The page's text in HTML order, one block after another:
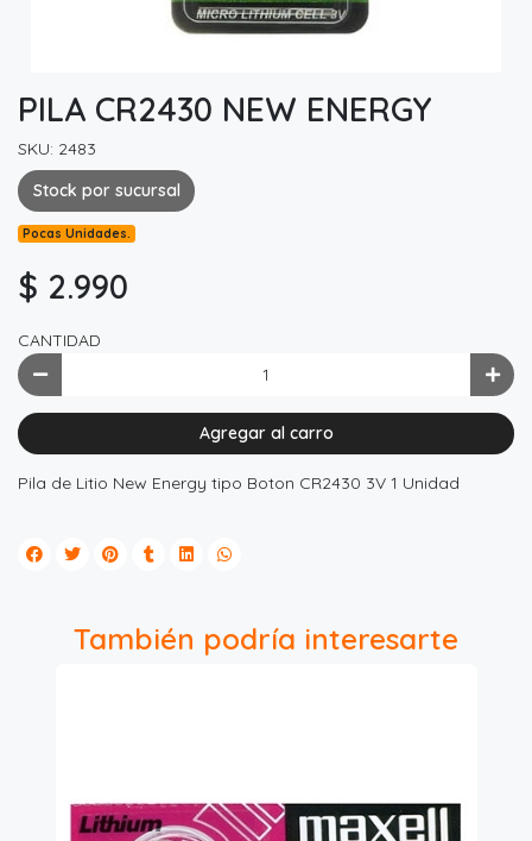
PILA CR2430 NEW ENERGY
SKU: 2483
Stock por sucursal
Pocas Unidades.
$ 2.990
CANTIDAD
Agregar al carro
Pila de Litio New Energy tipo Boton CR2430 3V 1 Unidad
También podría interesarte